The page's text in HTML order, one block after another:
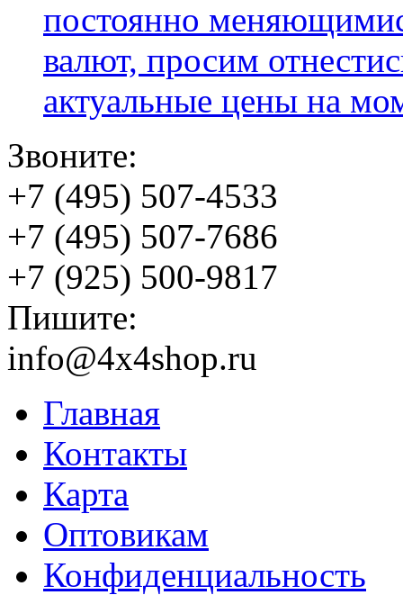
постоянно
валют, просим
актуальные цены на
Звоните:
+7 (495) 507-4533
+7 (495) 507-7686
+7 (925) 500-9817
Пишите:
info@4x4shop.ru
Главная
Контакты
Карта
Оптовикам
Конфиденциальность